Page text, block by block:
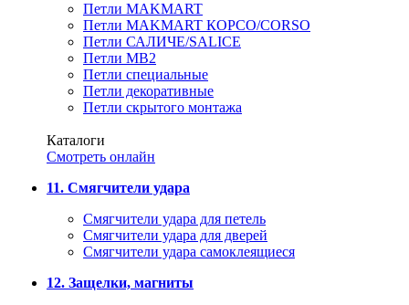
Петли MAKMART
Петли MAKMART КОРСО/CORSO
Петли САЛИЧЕ/SALICE
Петли MB2
Петли специальные
Петли декоративные
Петли скрытого монтажа
Каталоги
Смотреть онлайн
11. Смягчители удара
Смягчители удара для петель
Смягчители удара для дверей
Cмягчители удара самоклеящиеся
12. Защелки, магниты